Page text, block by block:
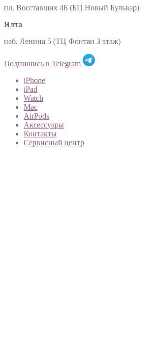
пл. Восставших 4Б (БЦ Новый Бульвар)
Ялта
наб. Ленина 5 (ТЦ Фонтан 3 этаж)
Подпишись в Telegram
iPhone
iPad
Watch
Mac
AirPods
Аксессуары
Контакты
Сервисный центр